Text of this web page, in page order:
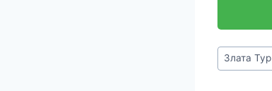
Метки
записи:
Злата Тур